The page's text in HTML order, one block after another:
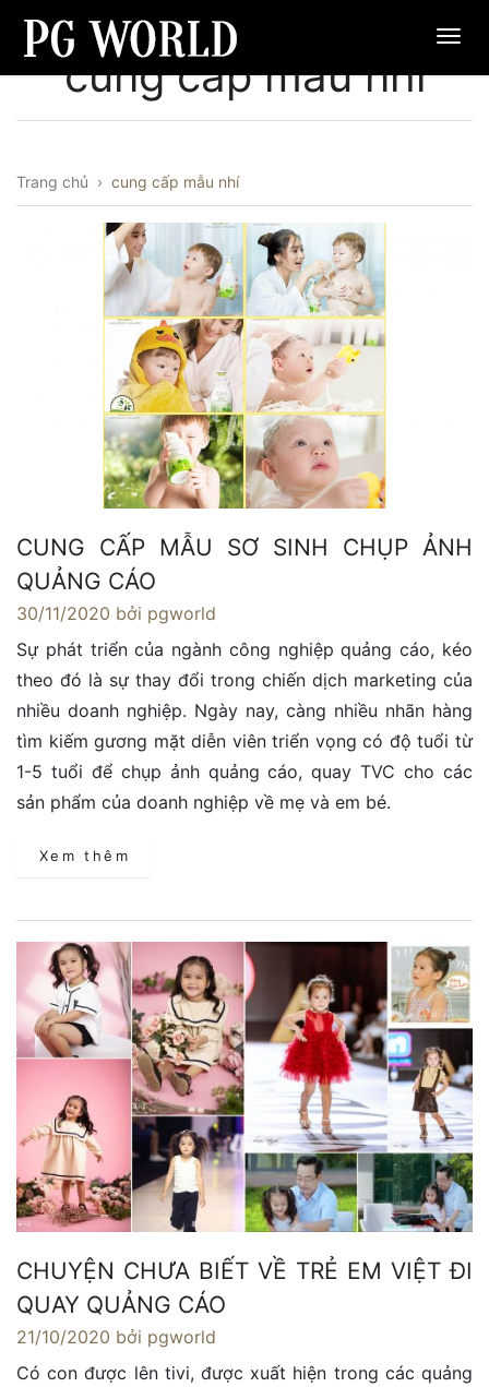
cung cấp mẫu nhí
Trang chủ › cung cấp mẫu nhí
CUNG CẤP MẪU SƠ SINH CHỤP ẢNH
QUẢNG CÁO
30/11/2020 bởi pgworld
Sự phát triển của ngành công nghiệp quảng cáo, kéo
theo đó là sự thay đổi trong chiến dịch marketing của
nhiều doanh nghiệp. Ngày nay, càng nhiều nhãn hàng
tìm kiếm gương mặt diễn viên triển vọng có độ tuổi từ
1-5 tuổi để chụp ảnh quảng cáo, quay TVC cho các
sản phẩm của doanh nghiệp về mẹ và em bé.
Xem thêm
CHUYỆN CHƯA BIẾT VỀ TRẺ EM VIỆT ĐI
QUAY QUẢNG CÁO
21/10/2020 bởi pgworld
Có con được lên tivi, được xuất hiện trong các quảng